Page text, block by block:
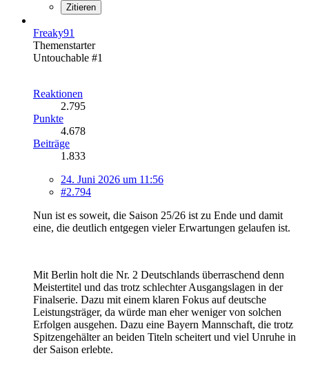
Zitieren
Freaky91
Themenstarter
Untouchable #1
Reaktionen
2.795
Punkte
4.678
Beiträge
1.833
24. Juni 2026 um 11:56
#2.794
Nun ist es soweit, die Saison 25/26 ist zu Ende und damit
eine, die deutlich entgegen vieler Erwartungen gelaufen ist.
Mit Berlin holt die Nr. 2 Deutschlands überraschend denn
Meistertitel und das trotz schlechter Ausgangslagen in der
Finalserie. Dazu mit einem klaren Fokus auf deutsche
Leistungsträger, da würde man eher weniger von solchen
Erfolgen ausgehen. Dazu eine Bayern Mannschaft, die trotz
Spitzengehälter an beiden Titeln scheitert und viel Unruhe in
der Saison erlebte.